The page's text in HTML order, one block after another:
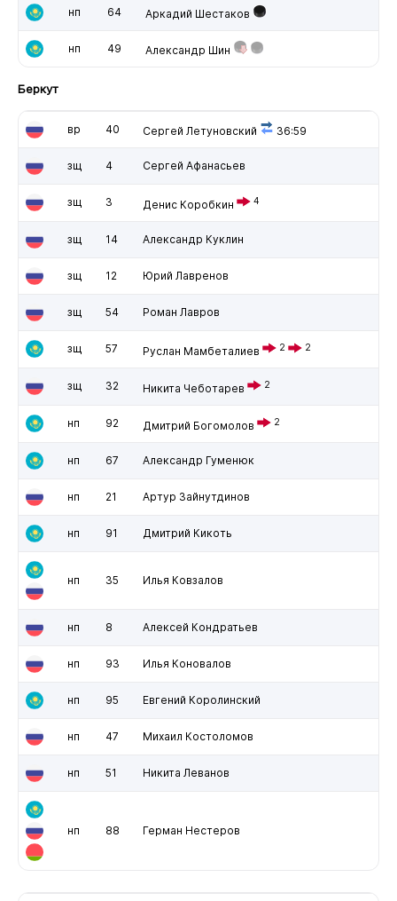
нп 64 Аркадий Шестаков
нп 49 Александр Шин
Беркут
вр 40 Сергей Летуновский 36:59
зщ 4 Сергей Афанасьев
зщ 3 Денис Коробкин 4
зщ 14 Александр Куклин
зщ 12 Юрий Лавренов
зщ 54 Роман Лавров
зщ 57 Руслан Мамбеталиев 2 2
зщ 32 Никита Чеботарев 2
нп 92 Дмитрий Богомолов 2
нп 67 Александр Гуменюк
нп 21 Артур Зайнутдинов
нп 91 Дмитрий Кикоть
нп 35 Илья Ковзалов
нп 8 Алексей Кондратьев
нп 93 Илья Коновалов
нп 95 Евгений Королинский
нп 47 Михаил Костоломов
нп 51 Никита Леванов
нп 88 Герман Нестеров